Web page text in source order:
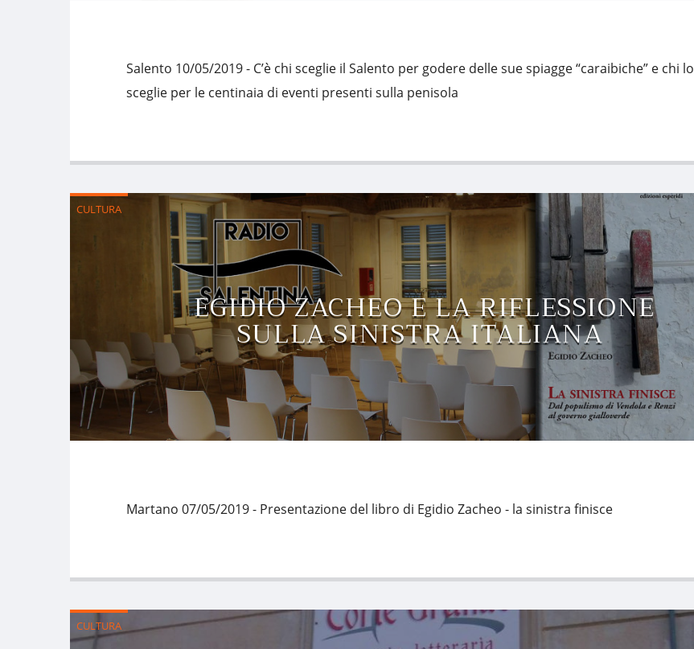
Salento 10/05/2019 - C’è chi sceglie il Salento per godere delle sue spiagge “caraibiche” e chi lo
sceglie per le centinaia di eventi presenti sulla penisola
CULTURA
EGIDIO ZACHEO E LA RIFLESSIONE
SULLA SINISTRA ITALIANA
Martano 07/05/2019 - Presentazione del libro di Egidio Zacheo - la sinistra finisce
CULTURA